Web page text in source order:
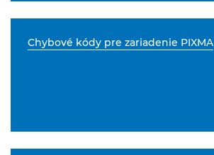
Chybové kódy pre zariadenie PIXMA